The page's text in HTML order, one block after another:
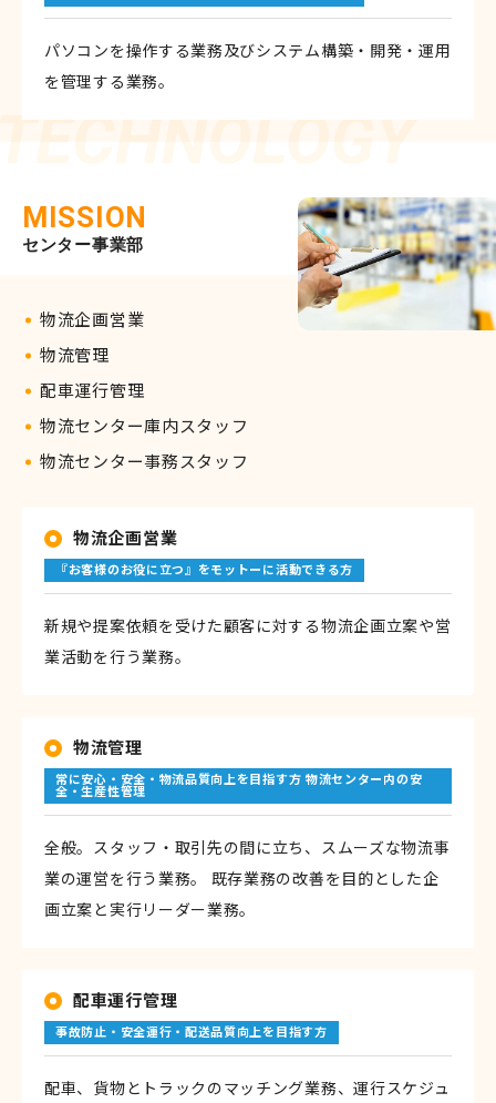
パソコンを操作する業務及びシステム構築・開発・運用
を管理する業務。
MISSION
センター事業部
物流企画営業
物流管理
配車運行管理
物流センター庫内スタッフ
物流センター事務スタッフ
物流企画営業
『お客様のお役に立つ』をモットーに活動できる方
新規や提案依頼を受けた顧客に対する物流企画立案や営
業活動を行う業務。
物流管理
常に安心・安全・物流品質向上を目指す方 物流センター内の安
全・生産性管理
全般。スタッフ・取引先の間に立ち、スムーズな物流事
業の運営を行う業務。 既存業務の改善を目的とした企
画立案と実行リーダー業務。
配車運行管理
事故防止・安全運行・配送品質向上を目指す方
配車、貨物とトラックのマッチング業務、運行スケジュ